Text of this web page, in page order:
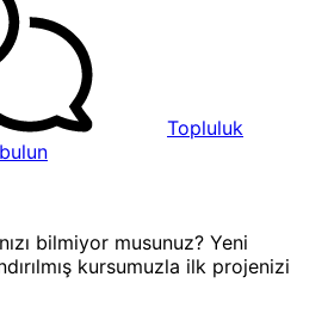
Topluluk
bilmiyor musunuz? Yeni
kursumuzla ilk projenizi